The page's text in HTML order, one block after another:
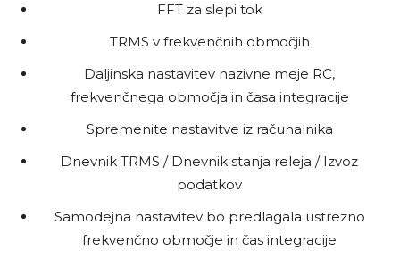
FFT za slepi tok
TRMS v frekvenčnih območjih
Daljinska nastavitev nazivne meje RC,
frekvenčnega območja in časa integracije
Spremenite nastavitve iz računalnika
Dnevnik TRMS / Dnevnik stanja releja / Izvoz
podatkov
Samodejna nastavitev bo predlagala ustrezno
frekvenčno območje in čas integracije